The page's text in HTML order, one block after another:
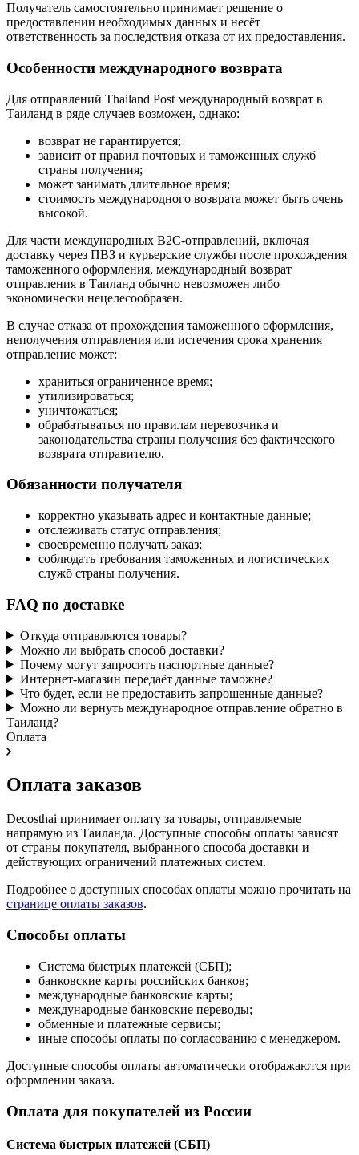
Получатель самостоятельно принимает решение о
предоставлении необходимых данных и несёт
ответственность за последствия отказа от их предоставления.
Особенности международного возврата
Для отправлений Thailand Post международный возврат в
Таиланд в ряде случаев возможен, однако:
возврат не гарантируется;
зависит от правил почтовых и таможенных служб
страны получения;
может занимать длительное время;
стоимость международного возврата может быть очень
высокой.
Для части международных B2C-отправлений, включая
доставку через ПВЗ и курьерские службы после прохождения
таможенного оформления, международный возврат
отправления в Таиланд обычно невозможен либо
экономически нецелесообразен.
В случае отказа от прохождения таможенного оформления,
неполучения отправления или истечения срока хранения
отправление может:
храниться ограниченное время;
утилизироваться;
уничтожаться;
обрабатываться по правилам перевозчика и
законодательства страны получения без фактического
возврата отправителю.
Обязанности получателя
корректно указывать адрес и контактные данные;
отслеживать статус отправления;
своевременно получать заказ;
соблюдать требования таможенных и логистических
служб страны получения.
FAQ по доставке
Откуда отправляются товары?
Можно ли выбрать способ доставки?
Почему могут запросить паспортные данные?
Интернет-магазин передаёт данные таможне?
Что будет, если не предоставить запрошенные данные?
Можно ли вернуть международное отправление обратно в
Таиланд?
Оплата
Оплата заказов
Decosthai принимает оплату за товары, отправляемые
напрямую из Таиланда. Доступные способы оплаты зависят
от страны покупателя, выбранного способа доставки и
действующих ограничений платежных систем.
Подробнее о доступных способах оплаты можно прочитать на
странице оплаты заказов.
Способы оплаты
Система быстрых платежей (СБП);
банковские карты российских банков;
международные банковские карты;
международные банковские переводы;
обменные и платежные сервисы;
иные способы оплаты по согласованию с менеджером.
Доступные способы оплаты автоматически отображаются при
оформлении заказа.
Оплата для покупателей из России
Система быстрых платежей (СБП)